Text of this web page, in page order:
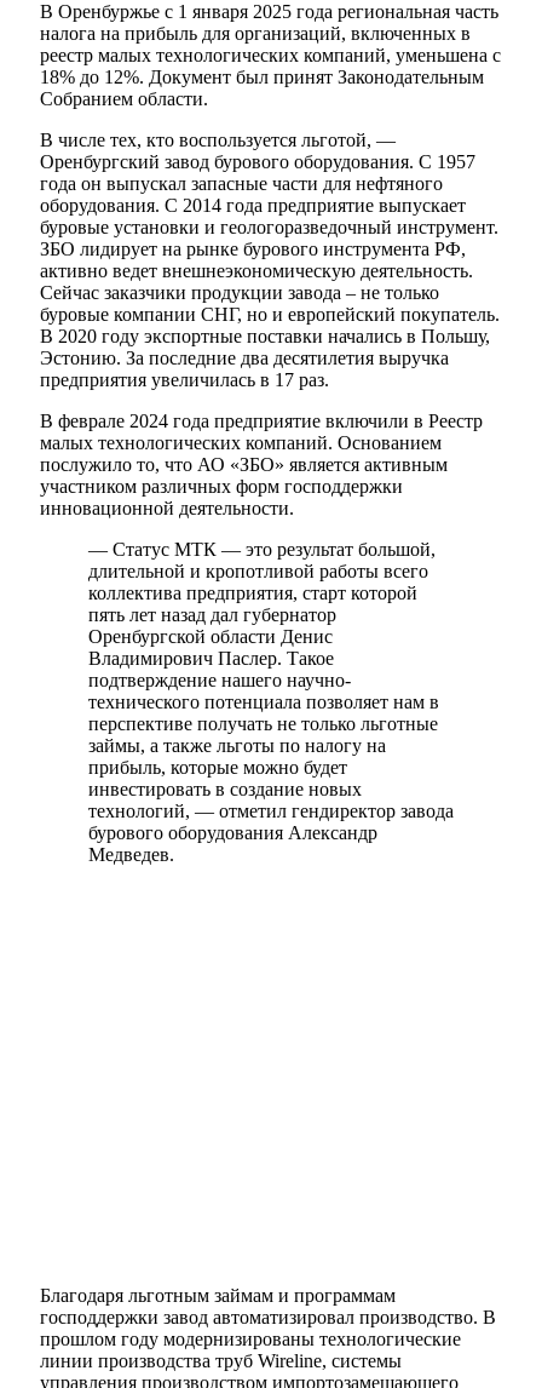
В Оренбуржье с 1 января 2025 года региональная часть
налога на прибыль для организаций, включенных в
реестр малых технологических компаний, уменьшена с
18% до 12%. Документ был принят Законодательным
Собранием области.
В числе тех, кто воспользуется льготой, —
Оренбургский завод бурового оборудования. С 1957
года он выпускал запасные части для нефтяного
оборудования. С 2014 года предприятие выпускает
буровые установки и геологоразведочный инструмент.
ЗБО лидирует на рынке бурового инструмента РФ,
активно ведет внешнеэкономическую деятельность.
Сейчас заказчики продукции завода – не только
буровые компании СНГ, но и европейский покупатель.
В 2020 году экспортные поставки начались в Польшу,
Эстонию. За последние два десятилетия выручка
предприятия увеличилась в 17 раз.
В феврале 2024 года предприятие включили в Реестр
малых технологических компаний. Основанием
послужило то, что АО «ЗБО» является активным
участником различных форм господдержки
инновационной деятельности.
— Статус МТК — это результат большой,
длительной и кропотливой работы всего
коллектива предприятия, старт которой
пять лет назад дал губернатор
Оренбургской области Денис
Владимирович Паслер. Такое
подтверждение нашего научно-
технического потенциала позволяет нам в
перспективе получать не только льготные
займы, а также льготы по налогу на
прибыль, которые можно будет
инвестировать в создание новых
технологий, — отметил гендиректор завода
бурового оборудования Александр
Медведев.
Благодаря льготным займам и программам
господдержки завод автоматизировал производство. В
прошлом году модернизированы технологические
линии производства труб Wireline, системы
управления производством импортозамещающего